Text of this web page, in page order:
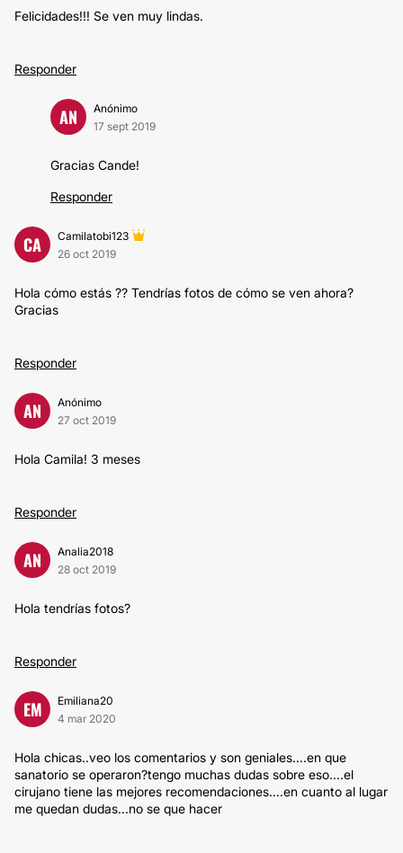
Felicidades!!! Se ven muy lindas.
Responder
AN
Anónimo
17 sept 2019
Gracias Cande!
Responder
CA
Camilatobi123
26 oct 2019
Hola cómo estás ?? Tendrías fotos de cómo se ven ahora?
Gracias
Responder
AN
Anónimo
27 oct 2019
Hola Camila! 3 meses
Responder
AN
Analia2018
28 oct 2019
Hola tendrías fotos?
Responder
EM
Emiliana20
4 mar 2020
Hola chicas..veo los comentarios y son geniales....en que
sanatorio se operaron?tengo muchas dudas sobre eso....el
cirujano tiene las mejores recomendaciones....en cuanto al lugar
me quedan dudas...no se que hacer